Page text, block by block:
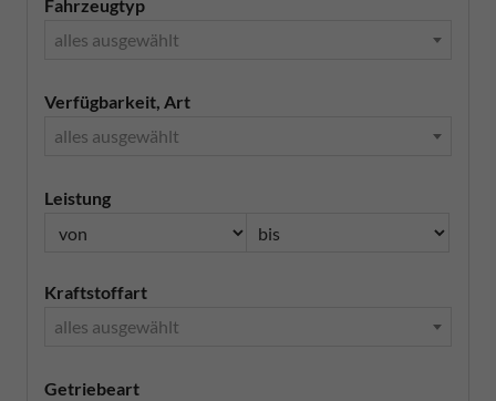
Fahrzeugtyp
alles ausgewählt
Verfügbarkeit, Art
alles ausgewählt
Leistung
Kraftstoffart
alles ausgewählt
Getriebeart